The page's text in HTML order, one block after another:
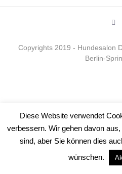
Copyrights 2019 - Hundesalon
Berlin-
Diese Website verwendet
verbessern. Wir gehen davon
sind, aber Sie können dies
wünschen.